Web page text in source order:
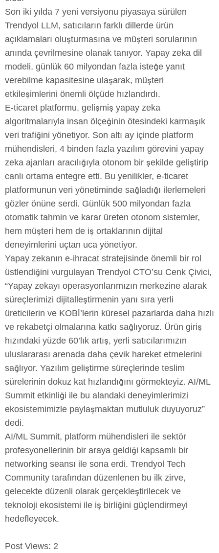
Son iki yılda 7 yeni versiyonu piyasaya sürülen
Trendyol LLM, satıcıların farklı dillerde ürün
açıklamaları oluşturmasına ve müşteri sorularının
anında çevrilmesine olanak tanıyor. Yapay zeka dil
modeli, günlük 60 milyondan fazla isteğe yanıt
verebilme kapasitesine ulaşarak, müşteri
etkileşimlerini önemli ölçüde hızlandırdı.
E-ticaret platformu, gelişmiş yapay zeka
algoritmalarıyla insan ölçeğinin ötesindeki karmaşık
veri trafiğini yönetiyor. Son altı ay içinde platform
mühendisleri, 4 binden fazla yazılım görevini yapay
zeka ajanları aracılığıyla otonom bir şekilde geliştirip
canlı ortama entegre etti. Bu yenilikler, e-ticaret
platformunun veri yönetiminde sağladığı ilerlemeleri
gözler önüne serdi. Günlük 500 milyondan fazla
otomatik tahmin ve karar üreten otonom sistemler,
hem müşteri hem de iş ortaklarının dijital
deneyimlerini uçtan uca yönetiyor.
Yapay zekanın e-ihracat stratejisinde önemli bir rol
üstlendiğini vurgulayan Trendyol CTO’su Cenk Çivici,
“Yapay zekayı operasyonlarımızın merkezine alarak
süreçlerimizi dijitalleştirmenin yanı sıra yerli
üreticilerin ve KOBİ’lerin küresel pazarlarda daha hızlı
ve rekabetçi olmalarına katkı sağlıyoruz. Ürün giriş
hızındaki yüzde 60’lık artış, yerli satıcılarımızın
uluslararası arenada daha çevik hareket etmelerini
sağlıyor. Yazılım geliştirme süreçlerinde teslim
sürelerinin dokuz kat hızlandığını görmekteyiz. AI/ML
Summit etkinliği ile bu alandaki deneyimlerimizi
ekosistemimizle paylaşmaktan mutluluk duyuyoruz”
dedi.
AI/ML Summit, platform mühendisleri ile sektör
profesyonellerinin bir araya geldiği kapsamlı bir
networking seansı ile sona erdi. Trendyol Tech
Community tarafından düzenlenen bu ilk zirve,
gelecekte düzenli olarak gerçekleştirilecek ve
teknoloji ekosistemi ile iş birliğini güçlendirmeyi
hedefleyecek.
Post Views: 2